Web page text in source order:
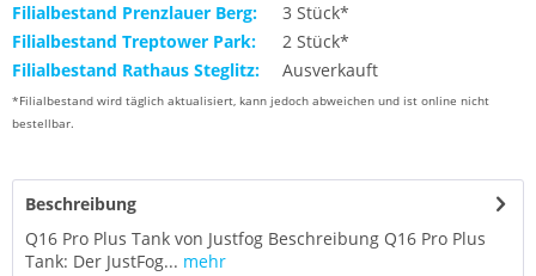
Filialbestand Prenzlauer Berg:
3 Stück*
Filialbestand Treptower Park:
2 Stück*
Filialbestand Rathaus Steglitz:
Ausverkauft
*Filialbestand wird täglich aktualisiert, kann jedoch abweichen und ist online nicht
bestellbar.
Beschreibung
Q16 Pro Plus Tank von Justfog Beschreibung Q16 Pro Plus
Tank: Der JustFog... mehr